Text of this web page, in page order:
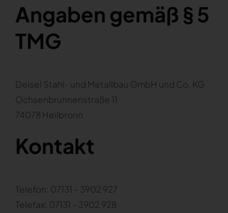
Angaben gemäß § 5
TMG
Deisel Stahl- und Metallbau GmbH und Co. KG
Ochsenbrunnenstraße 11
74078 Heilbronn
Kontakt
Telefon: 07131 – 3902 927
Telefax: 07131 – 3902 928